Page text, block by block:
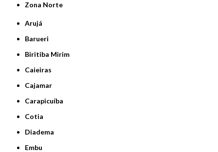
Zona Norte
Arujá
Barueri
Biritiba Mirim
Caieiras
Cajamar
Carapicuíba
Cotia
Diadema
Embu